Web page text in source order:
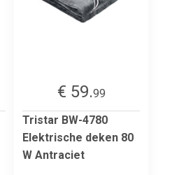
€ 59.99
Tristar BW-4780
Elektrische deken 80
W Antraciet